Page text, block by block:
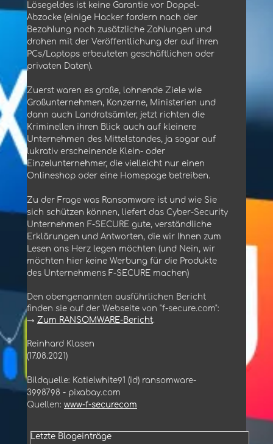
Lösegeldes ist keine Garantie vor Doppel-
Abzocke (einige Hacker fordern nach der
Bezahlung noch zusätzliche Zahlungen und
drohen mit der Veröffentlichung der auf ihren
PCs/Laptops erbeuteten geschäftlichen oder
privaten Daten).
Zuerst waren es große, lohnende Ziele wie
Großunternehmen, Konzerne, Ministerien und
dann auch Landratsämter, jetzt richten die
Kriminellen ihren Blick auch auf kleinere
Unternehmen des Mittelstandes, ja sogar auf
lukrativ erscheinende Klein- oder
Einzelunternehmer, die vielleicht nur einen
Onlineshop oder eine Homepage betreiben.
Zu der Frage was Ransomware ist und wie Sie
sich schützen können, liefert das Cyber-Security
Unternehmen F-SECURE gute, verständliche
Erklärungen und Antworten, die wir Ihnen zum
Lesen ans Herz legen möchten (und Nein, wir
möchten hier keine Werbung für die Produkte
des Unternehmens F-SECURE machen)
Den obengenannten ausführlichen Bericht
finden sie auf der Webseite von "f-secure.com":
→ Zum RANSOMWARE-Bericht.
Reinhard Klasen
(17.08.2021)
Bildquelle: Katielwhite91 (id) ransomware-
3998798 - pixabay.com
Quellen: www-f-securecom
Block überspringen Letzte Blogeinträge
Letzte Blogeinträge